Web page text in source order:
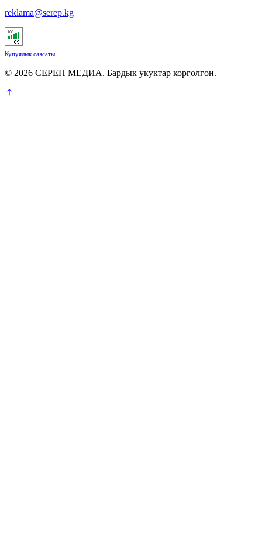
reklama@serep.kg
Купуялык саясаты
© 2026 СЕРЕП МЕДИА. Бардык укуктар корголгон.